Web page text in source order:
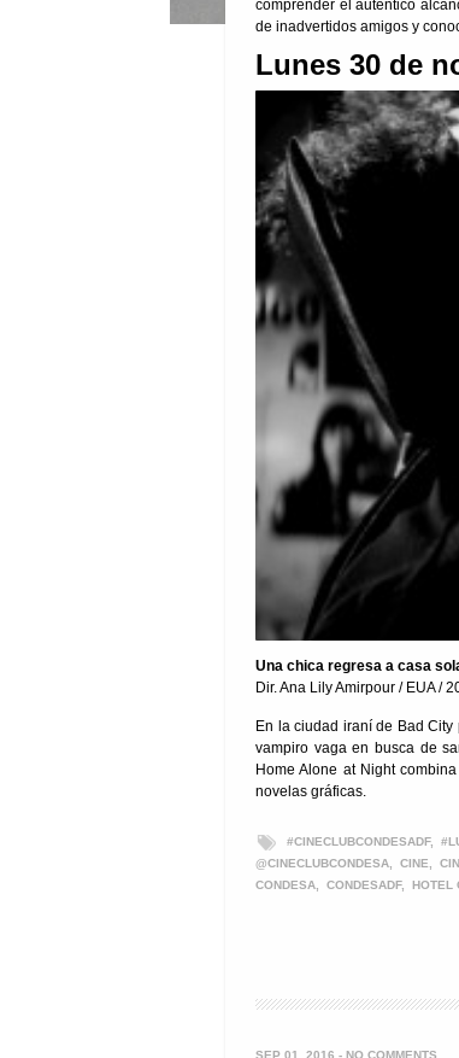
comprender el auténtico
de inadvertidos amigos y
Lunes 30 de
Una chica regresa a casa
Dir. Ana Lily Amirpour / EUA /
En la ciudad iraní de Bad
vampiro vaga en busca de
Home Alone at Night
novelas gráficas.
#CINECLUBCONDESADF,
@CINECLUBCONDESA
CINE
CONDESA
CONDESADF, HOTEL
SEP 01, 2016 - NO COMMENTS